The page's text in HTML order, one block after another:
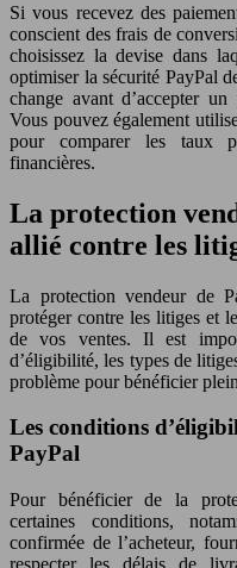
Si vous recevez des
conscient des frais de
choisissez la devise dans
optimiser la sécurité PayPal
change avant d’accepter
Vous pouvez également
pour comparer les taux
financières.
La protection
allié contre les
La protection vendeur de
protéger contre les litiges et
de vos ventes. Il est
d’éligibilité, les types de
problème pour bénéficier
Les conditions
PayPal
Pour bénéficier de la
certaines conditions,
confirmée de l’acheteur,
respecter les délais de